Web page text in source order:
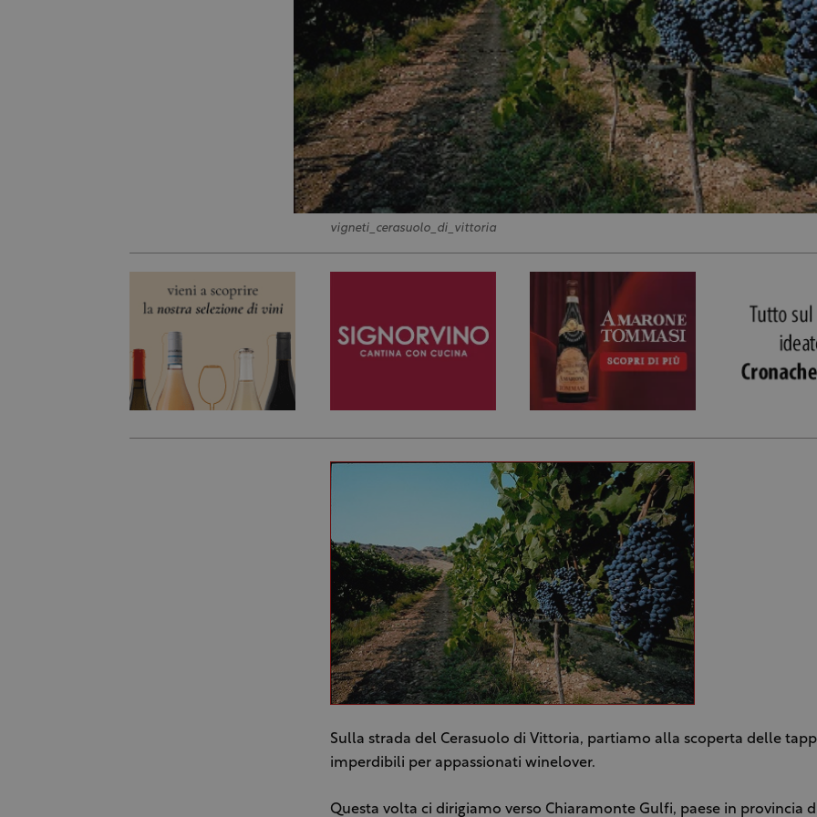
vigneti_cerasuolo_di_vittoria
Sulla strada del Cerasuolo di Vittoria, partiamo alla scoperta delle
imperdibili per appassionati winelover.
Questa volta ci dirigiamo verso Chiaramonte Gulfi, paese in provincia di